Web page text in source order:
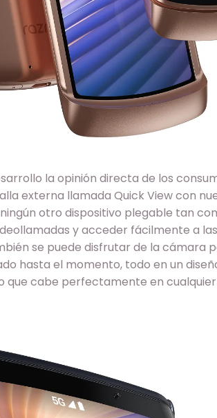
la opinión directa de los
externa llamada Quick View con
otro dispositivo plegable tan
y acceder fácilmente a
se puede disfrutar de la cámara
hasta el momento, todo en un
cabe perfectamente en